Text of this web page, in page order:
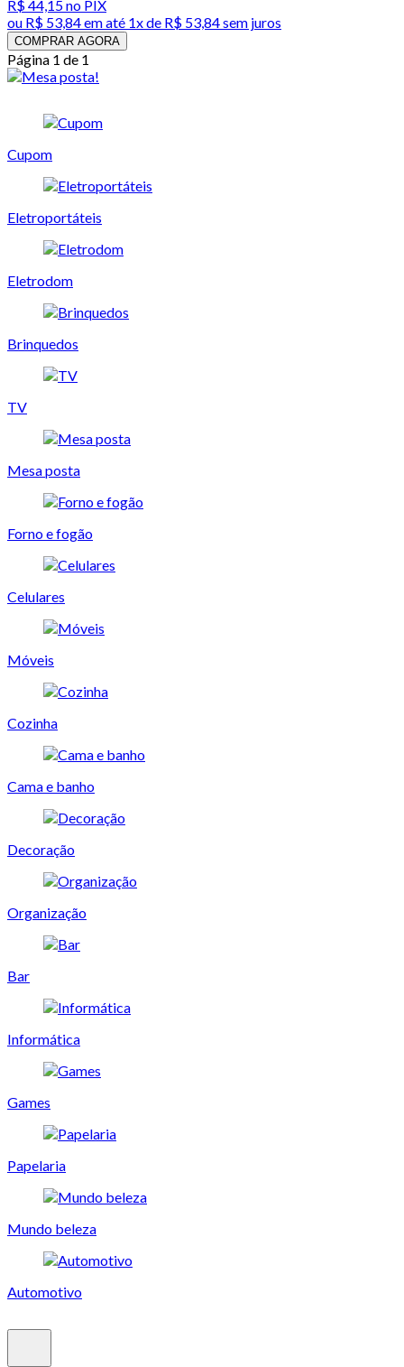
R$ 44,15no PIX
ou R$ 53,84em até 1x de R$ 53,84sem juros
COMPRAR AGORA
Página 1 de 1
Cupom
Eletroportáteis
Eletrodom
Brinquedos
TV
Mesa posta
Forno e fogão
Celulares
Móveis
Cozinha
Cama e banho
Decoração
Organização
Bar
Informática
Games
Papelaria
Mundo beleza
Automotivo